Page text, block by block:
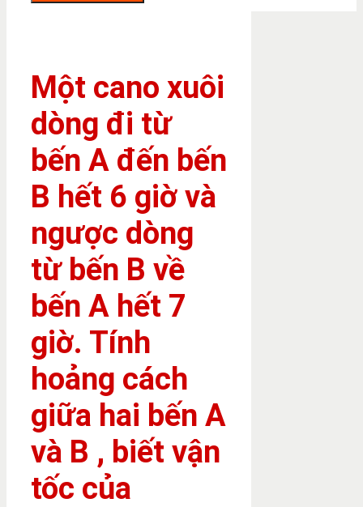
Một cano xuôi
dòng đi từ
bến A đến bến
B hết 6 giờ và
ngược dòng
từ bến B về
bến A hết 7
giờ. Tính
hoảng cách
giữa hai bến A
và B , biết vận
tốc của